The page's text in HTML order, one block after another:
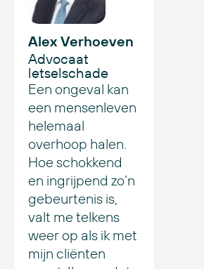
Alex Verhoeven
Advocaat
letselschade
Een ongeval kan
een mensenleven
helemaal
overhoop halen.
Hoe schokkend
en ingrijpend zo’n
gebeurtenis is,
valt me telkens
weer op als ik met
mijn cliënten